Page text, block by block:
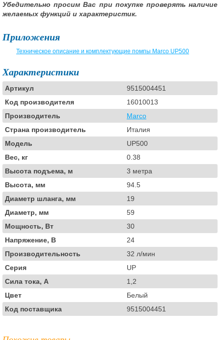
Убедительно просим Вас при покупке проверять наличие
желаемых функций и характеристик.
Приложения
Техническое описание и комплектующие помпы Marco UP500
Характеристики
Артикул
9515004451
Код производителя
16010013
Производитель
Marco
Страна производитель
Италия
Модель
UP500
Вес, кг
0.38
Высота подъема, м
3 метра
Высота, мм
94.5
Диаметр шланга, мм
19
Диаметр, мм
59
Мощность, Вт
30
Напряжение, В
24
Производительность
32 л/мин
Серия
UP
Сила тока, А
1,2
Цвет
Белый
Код поставщика
9515004451